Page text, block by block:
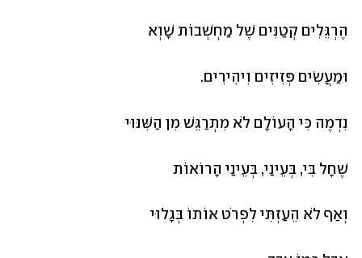
הֶרְגֵּלִים קְטַנִּים שֶׁל מַחְשְׁבוֹת שָׁוְא
וּמַעֲשִׂים פְּזִיזִים וִיהִירִים.
נִדְמֶה כִּי הָעוֹלָם לֹא מִתְרַגֵּשׁ מִן הַשִּׁנּוּי
שֶׁחָל בִּי, בְּעֵינַי, בְּעֵינַי הָרוֹאוֹת
וְאַף לֹא הֵעַזְתִּי לִפְרֹט אוֹתוֹ בְּגָלוּי